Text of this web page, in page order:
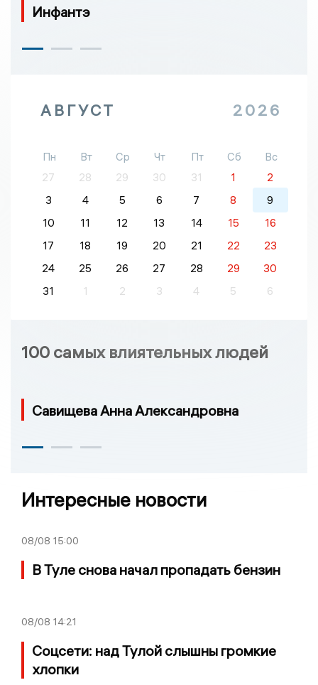
Инфантэ
АВГУСТ 2026
Пн Вт Ср Чт Пт Сб
Вс
27
28 29 30 31 1
2
3
4 5 6 7 8
9
10
11 12 13 14 15
16
17
18 19 20 21 22
23
24
25 26 27 28 29
30
31
1 2 3 4 5 6
100 самых влиятельных людей
Савищева Анна Александровна
Интересные новости
08/08 15:00
В Туле снова начал пропадать бензин
08/08 14:21
Соцсети: над Тулой слышны громкие
хлопки